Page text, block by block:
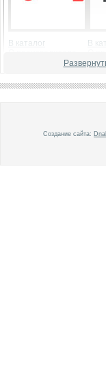
В каталог
В
Создание сайта: